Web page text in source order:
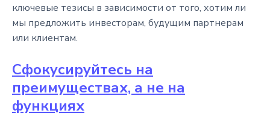
ключевые тезисы в зависимости от того, хотим ли
мы предложить инвесторам, будущим партнерам
или клиентам.
Сфокусируйтесь на
преимуществах, а не на
функциях